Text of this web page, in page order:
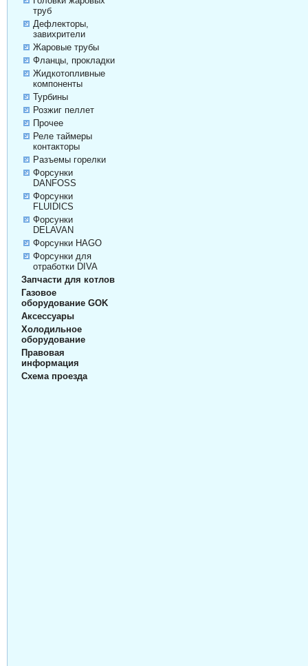
труб
Дефлекторы,
завихрители
Жаровые трубы
Фланцы, прокладки
Жидкотопливные
компоненты
Турбины
Розжиг пеллет
Прочее
Реле таймеры
контакторы
Разъемы горелки
Форсунки
DANFOSS
Форсунки
FLUIDICS
Форсунки
DELAVAN
Форсунки HAGO
Форсунки для
отработки DIVA
Запчасти для котлов
Газовое
оборудование GOK
Аксессуары
Холодильное
оборудование
Правовая
информация
Схема проезда